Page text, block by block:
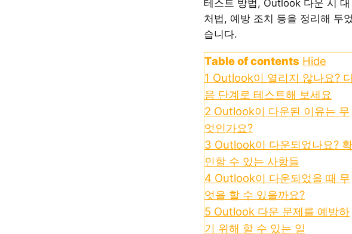
테스트 방법, Outlook 다운 시 대
처법, 예방 조치 등을 정리해 두었
습니다.
Table of contents Hide
1 Outlook이 열리지 않나요?
음 단계로 테스트해 보세요
2 Outlook이 다운된 이유는 무
엇인가요?
3 Outlook이 다운되었나요? 확
인할 수 있는 사항들
4 Outlook이 다운되었을 때 무
엇을 할 수 있을까요?
5 Outlook 다운 문제를 예방하
기 위해 할 수 있는 일